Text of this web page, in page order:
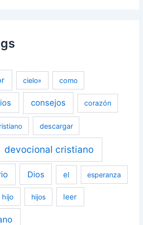
cielo» como
consejos corazón
descargar
devocional cristiano
Dios el esperanza
hijo hijos leer